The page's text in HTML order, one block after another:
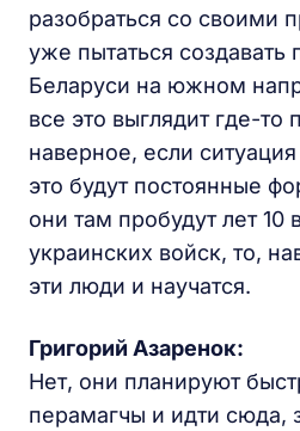
разобраться со своими
уже пытаться создавать
Беларуси на южном
все это выглядит где-то
наверное, если
это будут постоянные
они там пробудут лет 10
украинских войск, то,
эти люди и научатся.
Григорий Азаренок:
Нет, они планируют
перамагчы и идти сюда,